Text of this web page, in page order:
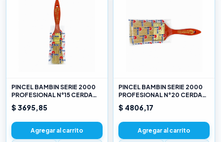
PINCEL BAMBIN SERIE 2000
PROFESIONAL N°15 CERDA
CHINA BLANCA
$ 3695,85
Agregar al carrito
PINCEL BAMBIN SERIE 2000
PROFESIONAL N°20 CERDA
CHINA BLANCA
$ 4806,17
Agregar al carrito